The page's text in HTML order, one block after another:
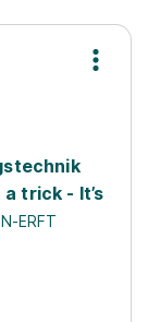
trick - It’s
ERFT